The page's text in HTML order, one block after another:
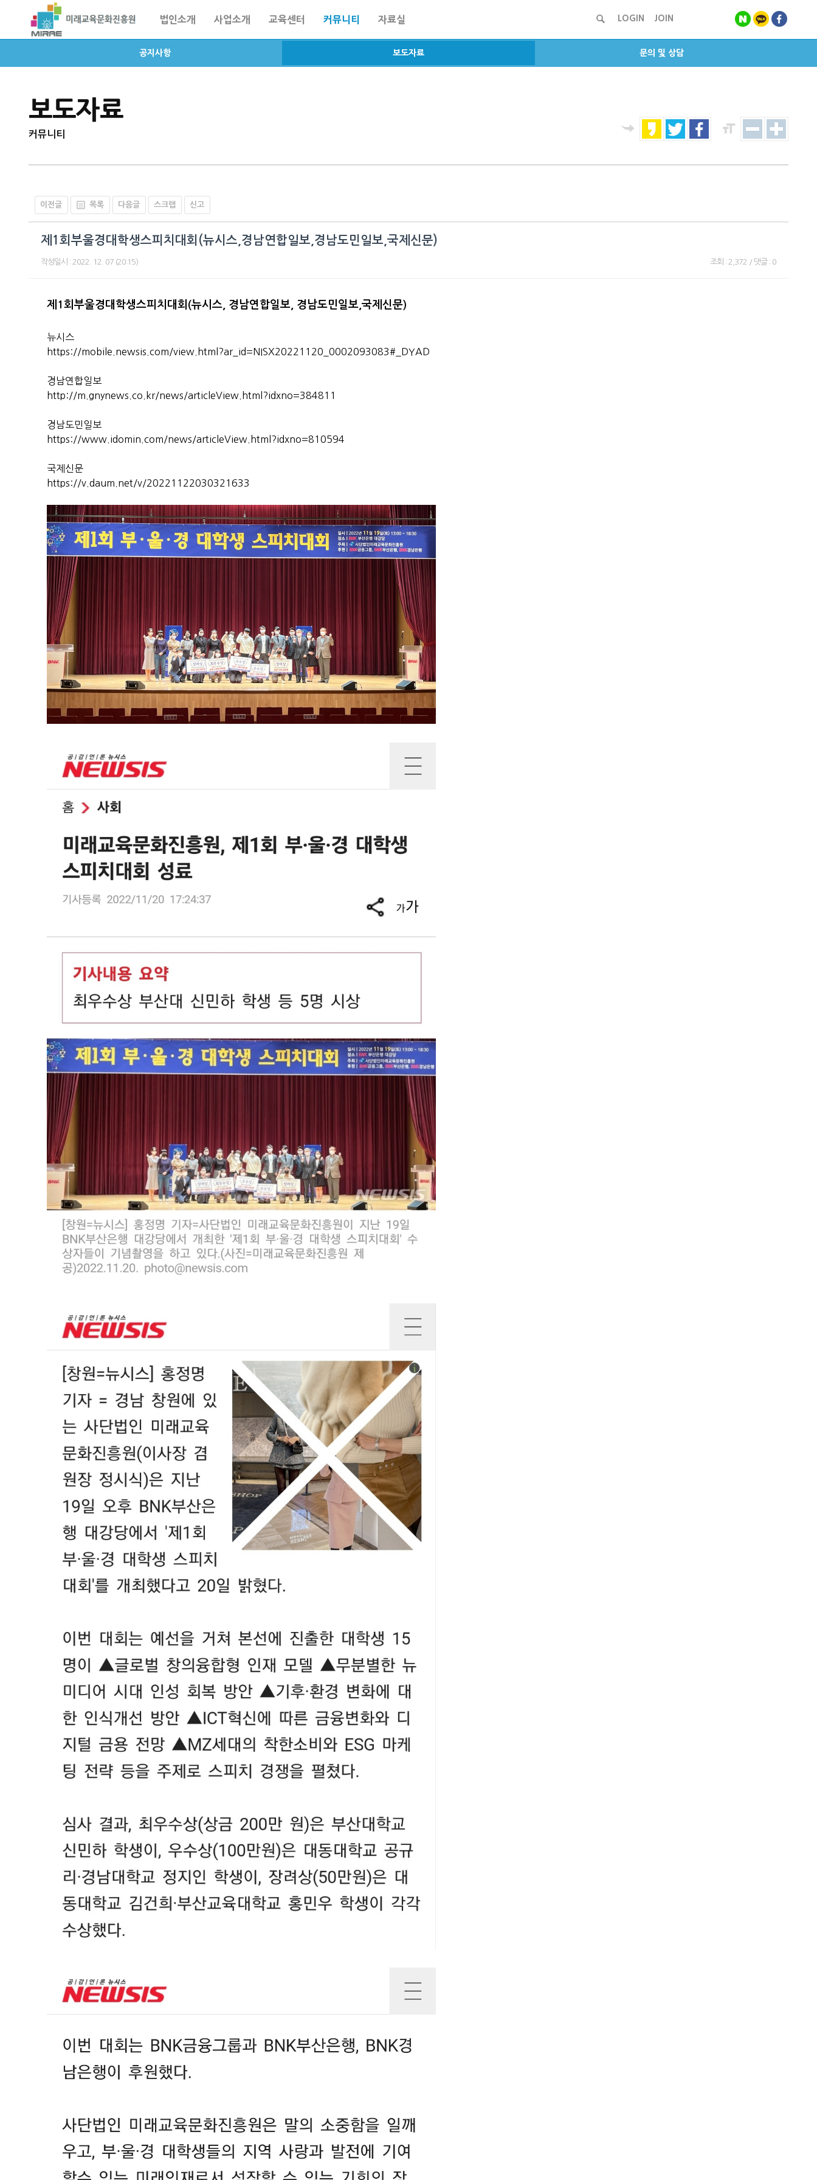
LOGIN JOIN
법인소개 사업소개 교육센터 커뮤니티 자료실
공지사항 보도자료 문의 및 상담
보도자료
커뮤니티
이전글 목록 다음글 스크랩 신고
제1회부울경대학생스피치대회(뉴시스,경남연합일보,경남도민일보,국제신문)
작성일시 : 2022. 12. 07 (20:15) 조회 : 2,372 / 댓글 : 0
제1회부울경대학생스피치대회(뉴시스, 경남연합일보, 경남도민일보,국제신문)
뉴시스
https://mobile.newsis.com/view.html?ar_id=NISX20221120_0002093083#_DYAD
경남연합일보
http://m.gnynews.co.kr/news/articleView.html?idxno=384811
경남도민일보
https://www.idomin.com/news/articleView.html?idxno=810594
국제신문
https://v.daum.net/v/20221122030321633